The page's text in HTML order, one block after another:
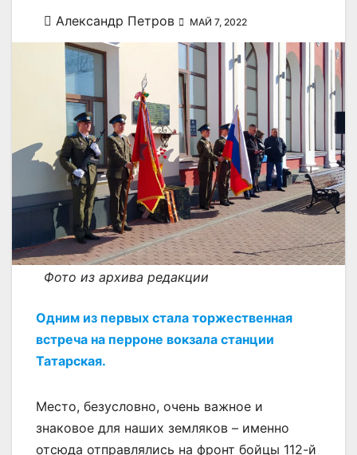
Александр Петров МАЙ 7, 2022
Фото из архива редакции
Одним из первых стала торжественная
встреча на перроне вокзала станции
Татарская.
Место, безусловно, очень важное и
знаковое для наших земляков – именно
отсюда отправлялись на фронт бойцы 112-й